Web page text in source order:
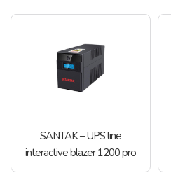
SANTAK – UPS line
interactive blazer 1200 pro